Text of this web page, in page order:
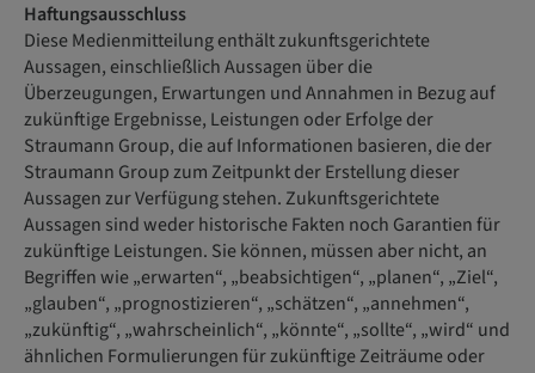
Haftungsausschluss
Diese Medienmitteilung enthält zukunftsgerichtete
Aussagen, einschließlich Aussagen über die
Überzeugungen, Erwartungen und Annahmen in Bezug auf
zukünftige Ergebnisse, Leistungen oder Erfolge der
Straumann Group, die auf Informationen basieren, die der
Straumann Group zum Zeitpunkt der Erstellung dieser
Aussagen zur Verfügung stehen. Zukunftsgerichtete
Aussagen sind weder historische Fakten noch Garantien für
zukünftige Leistungen. Sie können, müssen aber nicht, an
Begriffen wie „erwarten“, „beabsichtigen“, „planen“, „Ziel“,
„glauben“, „prognostizieren“, „schätzen“, „annehmen“,
„zukünftig“, „wahrscheinlich“, „könnte“, „sollte“, „wird“ und
ähnlichen Formulierungen für zukünftige Zeiträume oder